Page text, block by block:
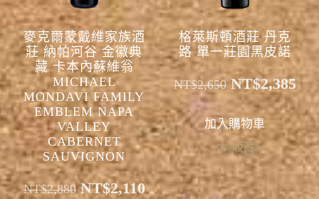
麥克爾蒙戴維家族酒
莊 納帕河谷 金徽典
藏 卡本內蘇維翁
MICHAEL
MONDAVI FAMILY
EMBLEM NAPA
VALLEY
CABERNET
SAUVIGNON
NT$2,880 NT$2,110
格萊斯頓酒莊 丹克
路 單一莊園黑皮諾
NT$2,650 NT$2,385
加入購物車
收藏